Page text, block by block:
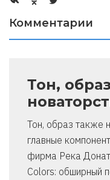
Комментарии
Тон,
Тон, образ также
главные
фирма Река
Colors: обширный